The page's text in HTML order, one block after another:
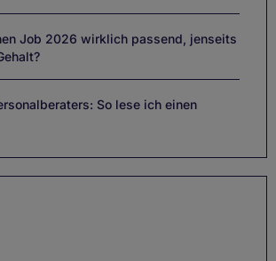
Job 2026 wirklich passend, jenseits
So lese ich einen